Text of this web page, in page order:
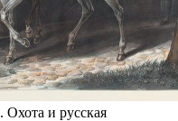
и русская